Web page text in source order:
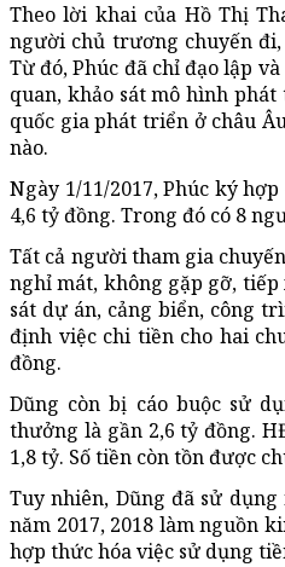
Theo lời khai của Hồ Thị
người chủ trương chuyến
Từ đó, Phúc đã chỉ đạo lập
quan, khảo sát mô hình
quốc gia phát triển ở châu
nào.
Ngày 1/11/2017, Phúc ký
4,6 tỷ đồng. Trong đó có 8
Tất cả người tham gia
nghỉ mát, không gặp gỡ,
sát dự án, cảng biển, công
định việc chi tiền cho hai
đồng.
Dũng còn bị cáo buộc sử
thưởng là gần 2,6 tỷ đồng.
1,8 tỷ. Số tiền còn tồn được
Tuy nhiên, Dũng đã sử
năm 2017, 2018 làm nguồn
hợp thức hóa việc sử dụng